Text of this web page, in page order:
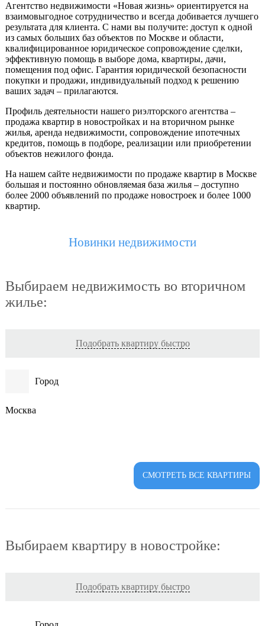
Агентство недвижимости «Новая жизнь» ориентируется на
взаимовыгодное сотрудничество и всегда добивается лучшего
результата для клиента. С нами вы получите: доступ к одной
из самых больших баз объектов по Москве и области,
квалифицированное юридическое сопровождение сделки,
эффективную помощь в выборе дома, квартиры, дачи,
помещения под офис. Гарантия юридической безопасности
покупки и продажи, индивидуальный подход к решению
ваших задач – прилагаются.
Профиль деятельности нашего риэлторского агентства –
продажа квартир в новостройках и на вторичном рынке
жилья, аренда недвижимости, сопровождение ипотечных
кредитов, помощь в подборе, реализации или приобретении
объектов нежилого фонда.
На нашем сайте недвижимости по продаже квартир в Москве
большая и постоянно обновляемая база жилья – доступно
более 2000 объявлений по продаже новостроек и более 1000
квартир.
Новинки недвижимости
Выбираем недвижимость во вторичном
жилье:
Подобрать квартиру быстро
Город
Москва
СМОТРЕТЬ ВСЕ КВАРТИРЫ
Выбираем квартиру в новостройке:
Подобрать квартиру быстро